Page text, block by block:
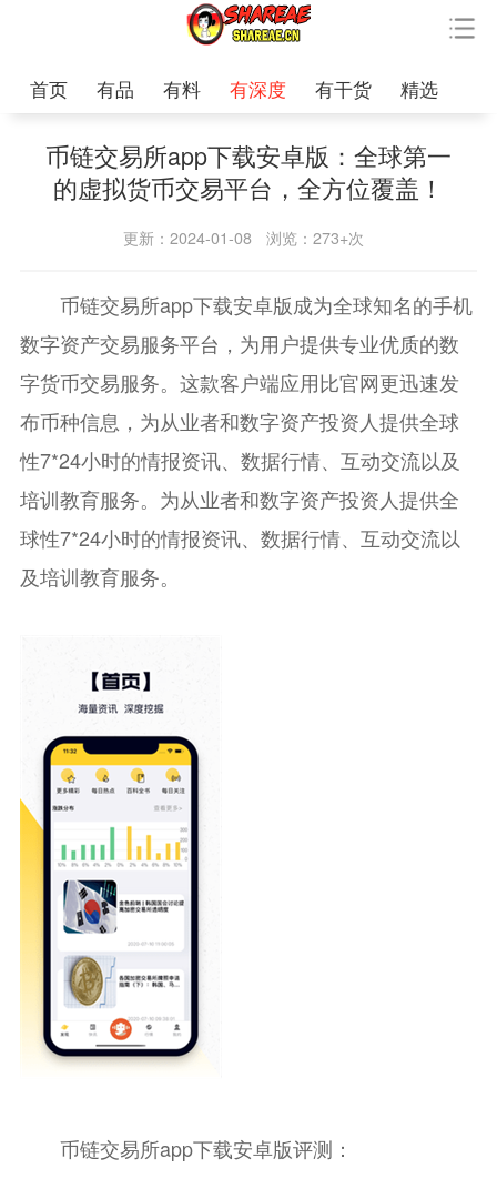
首页 有品 有料 有深度 有干货 精选
币链交易所app下载安卓版：全球第一
的虚拟货币交易平台，全方位覆盖！
更新：2024-01-08 浏览：273+次
币链交易所app下载安卓版成为全球知名的手机
数字资产交易服务平台，为用户提供专业优质的数
字货币交易服务。这款客户端应用比官网更迅速发
布币种信息，为从业者和数字资产投资人提供全球
性7*24小时的情报资讯、数据行情、互动交流以及
培训教育服务。为从业者和数字资产投资人提供全
球性7*24小时的情报资讯、数据行情、互动交流以
及培训教育服务。
币链交易所app下载安卓版评测：